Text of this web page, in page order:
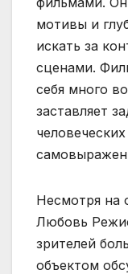
мотивы и
искать за
сценами.
себя много
заставляет
Несмотря на
Любовь
зрителей
объектом